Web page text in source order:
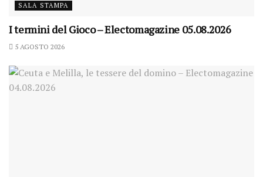
SALA STAMPA
I termini del Gioco – Electomagazine 05.08.2026
5 AGOSTO 2026